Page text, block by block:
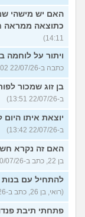
האם יש מישהי
כתוצאה ממראה
14:11)
ויתור על לוחמה
כתבה ב-22/07/26 14:02)
בן זוג שמכור
ב-22/07/26 13:51)
יוצאת איתו היום
ב-22/07/26 13:42)
האם זה נקרא
בן 22, כתב ב-20/07/26 17:33)
להתחיל עם בנות
(רואי, בן 26, כתב ב-20/07/26 17:22)
פתחתי תיבת